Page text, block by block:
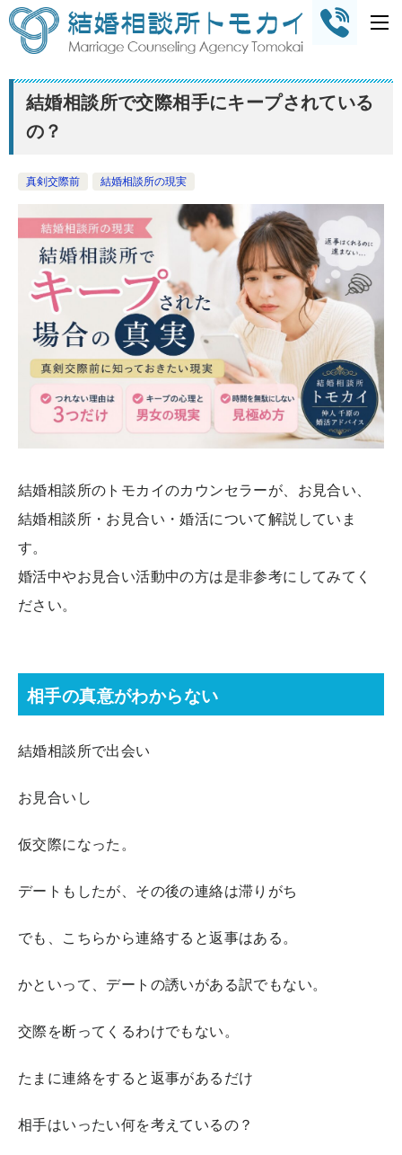
結婚相談所で交際相手にキープされている
の？
真剣交際前 結婚相談所の現実
結婚相談所のトモカイのカウンセラーが、お見合い、
結婚相談所・お見合い・婚活について解説していま
す。
婚活中やお見合い活動中の方は是非参考にしてみてく
ださい。
相手の真意がわからない
結婚相談所で出会い
お見合いし
仮交際になった。
デートもしたが、その後の連絡は滞りがち
でも、こちらから連絡すると返事はある。
かといって、デートの誘いがある訳でもない。
交際を断ってくるわけでもない。
たまに連絡をすると返事があるだけ
相手はいったい何を考えているの？